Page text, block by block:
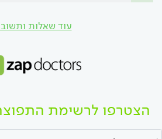
עוד שאלות
הצטרפו לרשימת